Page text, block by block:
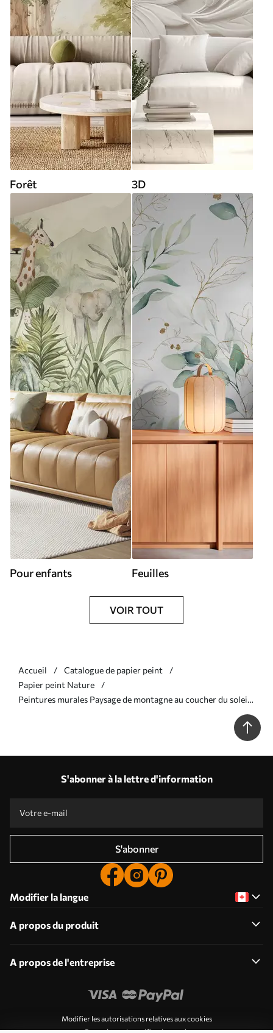
Forêt 3D
Pour enfants Feuilles
VOIR TOUT
Accueil
Catalogue de papier peint
Papier peint Nature
Peintures murales Paysage de montagne au coucher du soleil
S'abonner à la lettre d'information
S'abonner
Modifier la langue
A propos du produit
A propos de l'entreprise
Modifier les autorisations relatives aux cookies